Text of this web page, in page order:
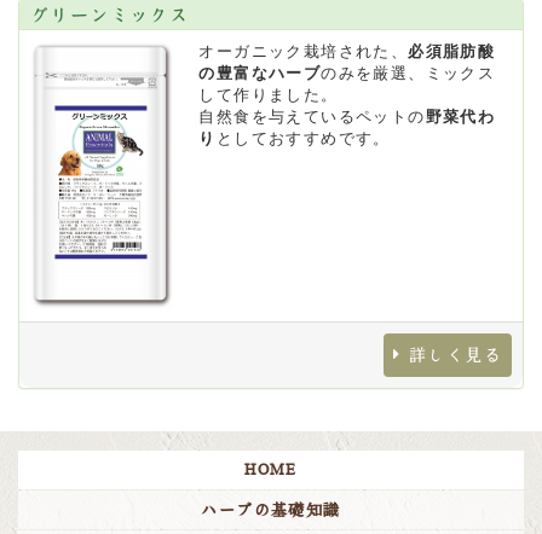
グリーンミックス
オーガニック栽培された、 必須脂肪酸
の豊富なハーブのみを厳選、ミックス
して作りました。
自然食を与えているペットの野菜代わ
り としておすすめです。
詳しく見る
HOME
ハーブの基礎知識